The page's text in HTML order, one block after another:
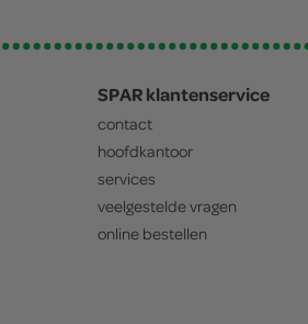
SPAR klantenservice
contact
hoofdkantoor
services
veelgestelde vragen
online bestellen